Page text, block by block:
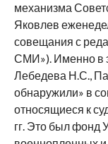
механизма
Яковлев
совещания с
СМИ»). Именно в
Лебедева Н.С.,
обнаружили» в
относящиеся к
гг. Это был